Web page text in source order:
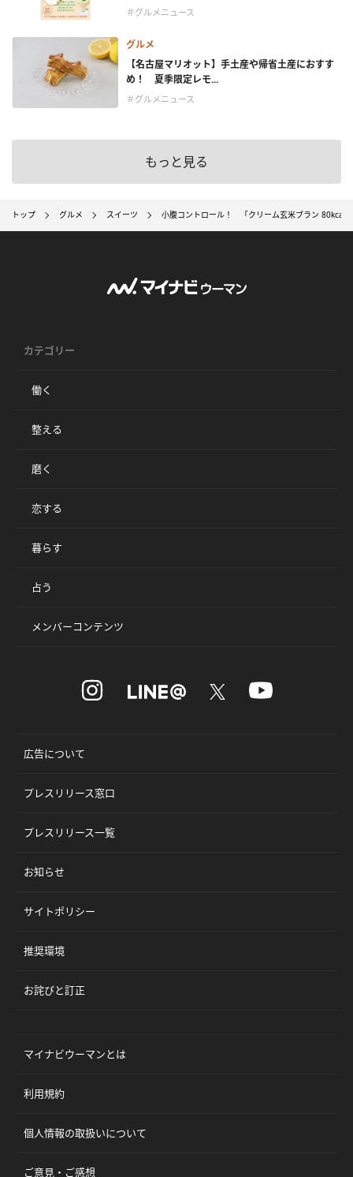
＃グルメニュース
グルメ
【名古屋マリオット】手土産や帰省土産におすす
め！ 夏季限定レモ...
＃グルメニュース
もっと見る
トップ グルメ スイーツ 小腹コントロール！ 「クリーム玄米ブラン 80kcal
カテゴリー
働く
整える
磨く
恋する
暮らす
占う
メンバーコンテンツ
広告について
プレスリリース窓口
プレスリリース一覧
お知らせ
サイトポリシー
推奨環境
お詫びと訂正
マイナビウーマンとは
利用規約
個人情報の取扱いについて
ご意見・ご感想